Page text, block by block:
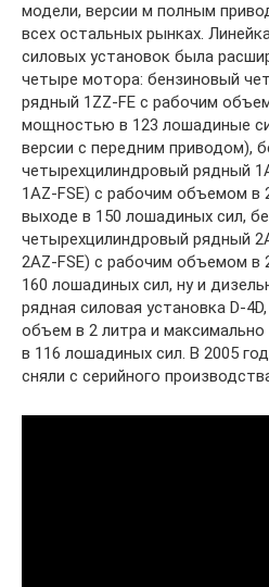
модели, версии м полным
всех остальных рынках.
силовых установок была
четыре мотора: бензиновый
рядный 1ZZ-FE с рабочим
мощностью в 123 лошадиные
версии с передним приводом),
четырехцилиндровый рядный
1AZ-FSE) с рабочим объемом
выходе в 150 лошадиных сил,
четырехцилиндровый рядный
2AZ-FSE) с рабочим объемом
160 лошадиных сил, ну и
рядная силовая установка D-
объем в 2 литра и
в 116 лошадиных сил. В 2005
сняли с серийного